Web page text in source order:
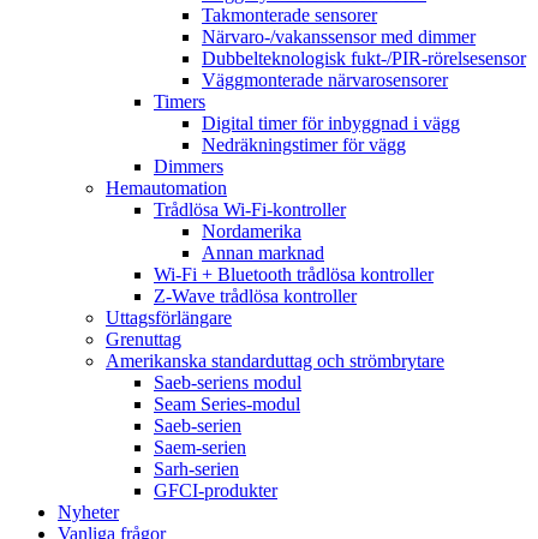
Takmonterade sensorer
Närvaro-/vakanssensor med dimmer
Dubbelteknologisk fukt-/PIR-rörelsesensor
Väggmonterade närvarosensorer
Timers
Digital timer för inbyggnad i vägg
Nedräkningstimer för vägg
Dimmers
Hemautomation
Trådlösa Wi-Fi-kontroller
Nordamerika
Annan marknad
Wi-Fi + Bluetooth trådlösa kontroller
Z-Wave trådlösa kontroller
Uttagsförlängare
Grenuttag
Amerikanska standarduttag och strömbrytare
Saeb-seriens modul
Seam Series-modul
Saeb-serien
Saem-serien
Sarh-serien
GFCI-produkter
Nyheter
Vanliga frågor